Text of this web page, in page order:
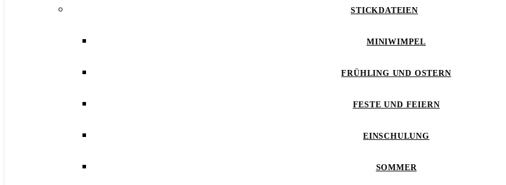
STICKDATEIEN
MINIWIMPEL
FRÜHLING UND OSTERN
FESTE UND FEIERN
EINSCHULUNG
SOMMER